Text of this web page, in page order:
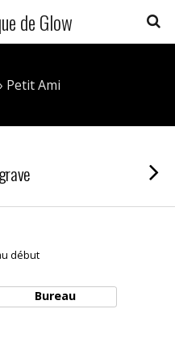
de Glow
Petit Ami
début
Bureau